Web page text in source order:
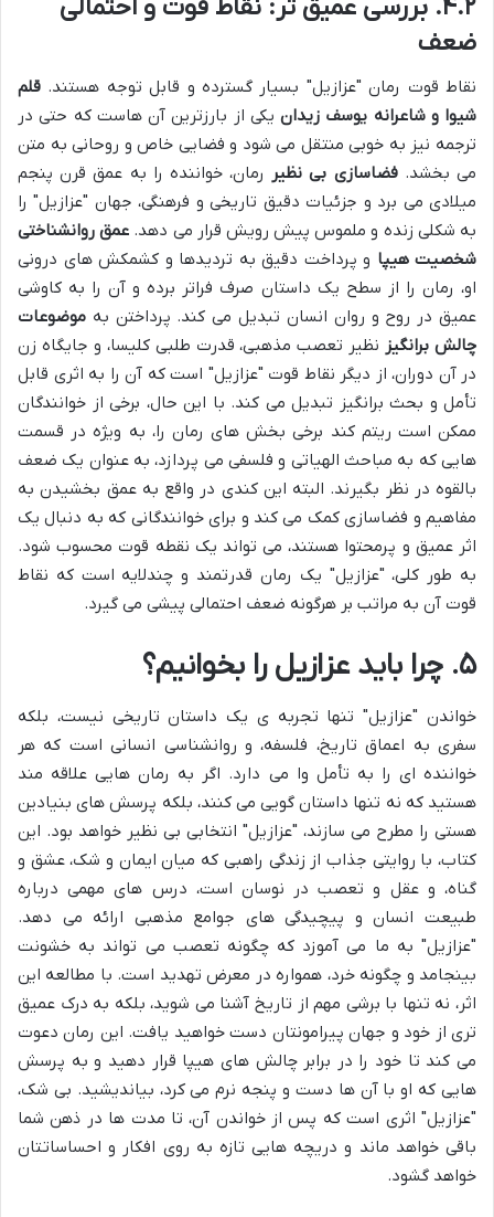
۴.۲. بررسی عمیق تر: نقاط قوت و احتمالی
ضعف
نقاط قوت رمان "عزازیل" بسیار گسترده و قابل توجه هستند. قلم
شیوا و شاعرانه یوسف زیدان یکی از بارزترین آن هاست که حتی در
ترجمه نیز به خوبی منتقل می شود و فضایی خاص و روحانی به متن
می بخشد.فضاسازی بی نظیر رمان، خواننده را به عمق قرن پنجم
میلادی می برد و جزئیات دقیق تاریخی و فرهنگی، جهان "عزازیل" را
به شکلی زنده و ملموس پیش رویش قرار می دهد. عمق روانشناختی
شخصیت هیپا و پرداخت دقیق به تردیدها و کشمکش های درونی
او، رمان را از سطح یک داستان صرف فراتر برده و آن را به کاوشی
عمیق در روح و روان انسان تبدیل می کند. پرداختن به موضوعات
چالش برانگیز نظیر تعصب مذهبی، قدرت طلبی کلیسا، و جایگاه زن
در آن دوران، از دیگر نقاط قوت "عزازیل" است که آن را به اثری قابل
تأمل و بحث برانگیز تبدیل می کند. با این حال، برخی از خوانندگان
ممکن است ریتم کند برخی بخش های رمان را، به ویژه در قسمت
هایی که به مباحث الهیاتی و فلسفی می پردازد، به عنوان یک ضعف
بالقوه در نظر بگیرند. البته این کندی در واقع به عمق بخشیدن به
مفاهیم و فضاسازی کمک می کند و برای خوانندگانی که به دنبال یک
اثر عمیق و پرمحتوا هستند، می تواند یک نقطه قوت محسوب شود.
به طور کلی، "عزازیل" یک رمان قدرتمند و چندلایه است که نقاط
قوت آن به مراتب بر هرگونه ضعف احتمالی پیشی می گیرد.
۵. چرا باید عزازیل را بخوانیم؟
خواندن "عزازیل" تنها تجربه ی یک داستان تاریخی نیست، بلکه
سفری به اعماق تاریخ، فلسفه، و روانشناسی انسانی است که هر
خواننده ای را به تأمل وا می دارد. اگر به رمان هایی علاقه مند
هستید که نه تنها داستان گویی می کنند، بلکه پرسش های بنیادین
هستی را مطرح می سازند، "عزازیل" انتخابی بی نظیر خواهد بود. این
کتاب، با روایتی جذاب از زندگی راهبی که میان ایمان و شک، عشق و
گناه، و عقل و تعصب در نوسان است، درس های مهمی درباره
طبیعت انسان و پیچیدگی های جوامع مذهبی ارائه می دهد.
"عزازیل" به ما می آموزد که چگونه تعصب می تواند به خشونت
بینجامد و چگونه خرد، همواره در معرض تهدید است. با مطالعه این
اثر، نه تنها با برشی مهم از تاریخ آشنا می شوید، بلکه به درک عمیق
تری از خود و جهان پیرامونتان دست خواهید یافت. این رمان دعوت
می کند تا خود را در برابر چالش های هیپا قرار دهید و به پرسش
هایی که او با آن ها دست و پنجه نرم می کرد، بیاندیشید. بی شک،
"عزازیل" اثری است که پس از خواندن آن، تا مدت ها در ذهن شما
باقی خواهد ماند و دریچه هایی تازه به روی افکار و احساساتتان
خواهد گشود.